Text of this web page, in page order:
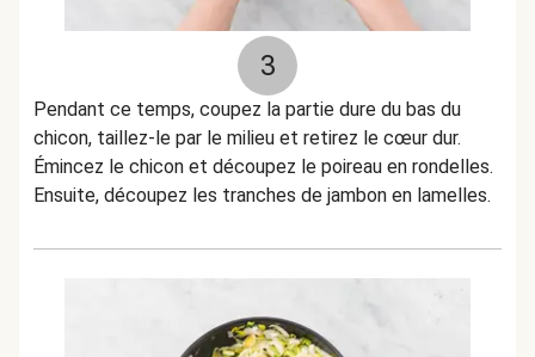
3
Pendant ce temps, coupez la partie dure du bas du
chicon, taillez-le par le milieu et retirez le cœur dur.
Émincez le chicon et découpez le poireau en rondelles.
Ensuite, découpez les tranches de jambon en lamelles.